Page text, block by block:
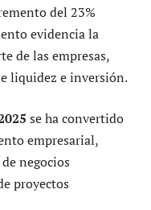
del 23%
evidencia la
de las empresas,
liquidez e inversión.
se ha convertido
empresarial,
negocios
proyectos